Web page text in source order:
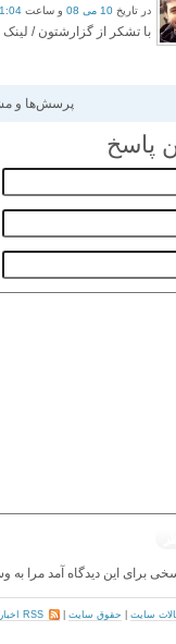
در تاریخ 10 می 08 و ساعت 1:04 ب.ظ
با تشکر از گزارشتون /
پرسش‌ها و
پاسخ
برای این دیدگاه آمد مرا به
سایت حقوق سایت RSS اخبار وردپرس فارسی